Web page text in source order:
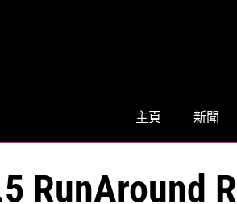
主頁 新聞
RunAround